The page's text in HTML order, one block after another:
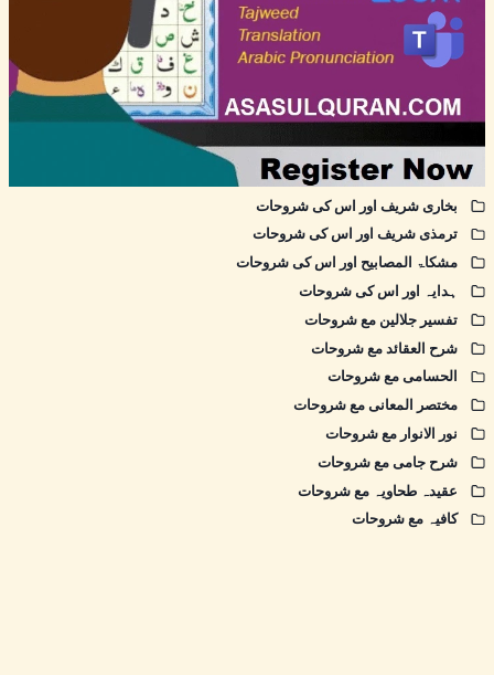
بخاری شریف اور اس کی شروحات
ترمذی شریف اور اس کی شروحات
مشکاۃ المصابیح اور اس کی شروحات
ہدایہ اور اس کی شروحات
تفسیر جلالین مع شروحات
شرح العقائد مع شروحات
الحسامی مع شروحات
مختصر المعانی مع شروحات
نور الانوار مع شروحات
شرح جامی مع شروحات
عقیدہ طحاویہ مع شروحات
کافیہ مع شروحات